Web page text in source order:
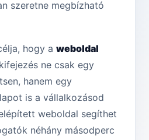
szeretne megbízható
hogy a weboldal
kifejezés ne csak egy
hanem egy
is a vállalkozásod
weboldal segíthet
néhány másodperc